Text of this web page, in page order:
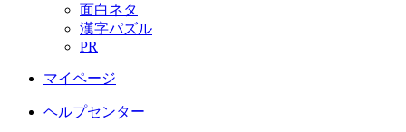
面白ネタ
漢字パズル
PR
マイページ
ヘルプセンター